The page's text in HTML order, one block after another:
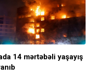
14 mərtəbəli yaşayış